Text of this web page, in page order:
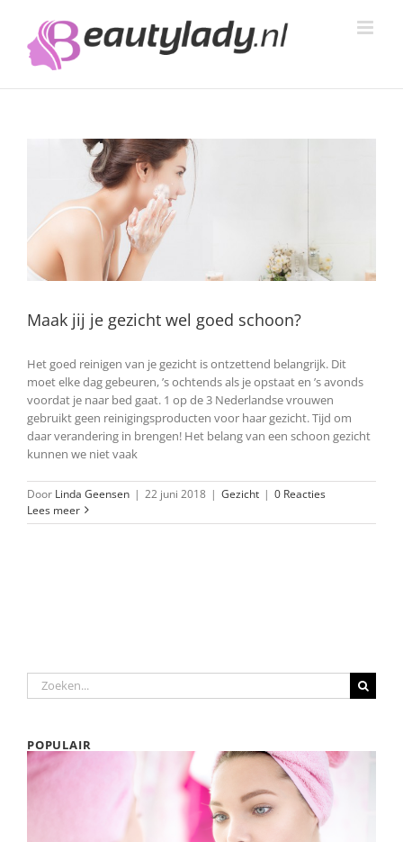
inhoud
Maak jij je gezicht wel goed schoon?
Het goed reinigen van je gezicht is ontzettend belangrijk. Dit
moet elke dag gebeuren, ’s ochtends als je opstaat en ’s avonds
voordat je naar bed gaat. 1 op de 3 Nederlandse vrouwen
gebruikt geen reinigingsproducten voor haar gezicht. Tijd om
daar verandering in brengen! Het belang van een schoon gezicht
kunnen we niet vaak
Door Linda Geensen | 22 juni 2018 | Gezicht | 0 Reacties
Lees meer
Zoeken
naar:
POPULAIR